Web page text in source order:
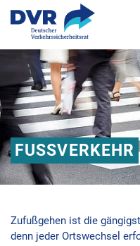
ZUM HAUPTINHALT
ZUR SUCHE SPRINGEN
FUSSVERKEHR
Zufußgehen ist die
denn jeder Ortswechsel